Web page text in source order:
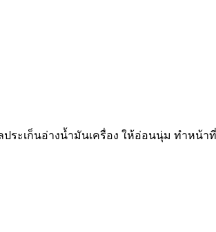
ระเก็นอ่างน้ำมันเครื่อง ให้อ่อนนุ่ม ทำหน้